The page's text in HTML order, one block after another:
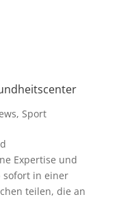
, Sport
Expertise und
sofort in einer
teilen, die an